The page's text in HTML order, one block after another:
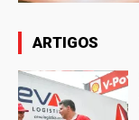
ARTIGOS